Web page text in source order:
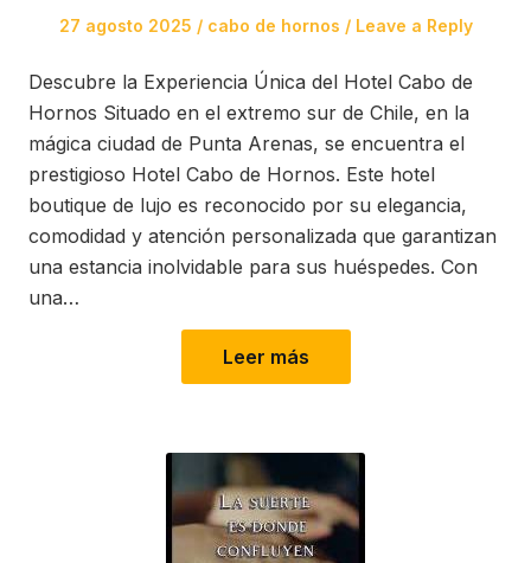
Posted
27 agosto 2025
Posted
cabo de hornos Leave a Reply
Descubre la Experiencia Única del Hotel Cabo de
Hornos Situado en el extremo sur de Chile, en la
mágica ciudad de Punta Arenas, se encuentra el
prestigioso Hotel Cabo de Hornos. Este hotel
boutique de lujo es reconocido por su elegancia,
comodidad y atención personalizada que garantizan
una estancia inolvidable para sus huéspedes. Con
una…
Leer más